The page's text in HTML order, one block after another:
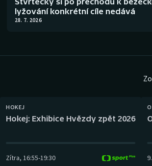
lyžování konkrétní cíle nedává
28. 7. 2026
HOKEJ
Hokej: Exhibice Hvězdy zpět 2026
Zítra, 16:55-19:30